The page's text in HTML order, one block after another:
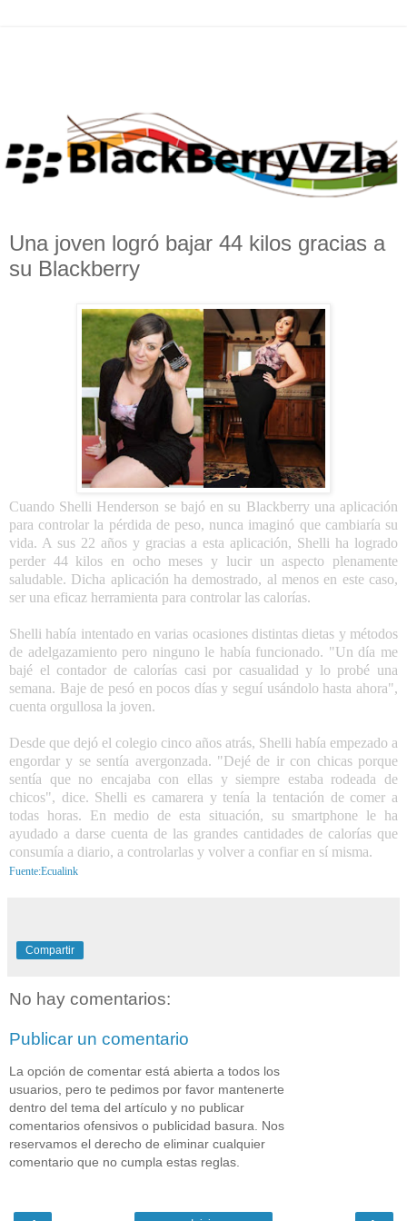
Una joven logró bajar 44 kilos gracias a
su Blackberry
Cuando Shelli Henderson se bajó en su Blackberry una aplicación
para controlar la pérdida de peso, nunca imaginó que cambiaría su
vida. A sus 22 años y gracias a esta aplicación, Shelli ha logrado
perder 44 kilos en ocho meses y lucir un aspecto plenamente
saludable. Dicha aplicación ha demostrado, al menos en este caso,
ser una eficaz herramienta para controlar las calorías.
Shelli había intentado en varias ocasiones distintas dietas y métodos
de adelgazamiento pero ninguno le había funcionado. "Un día me
bajé el contador de calorías casi por casualidad y lo probé una
semana. Baje de pesó en pocos días y seguí usándolo hasta ahora",
cuenta orgullosa la joven.
Desde que dejó el colegio cinco años atrás, Shelli había empezado a
engordar y se sentía avergonzada. "Dejé de ir con chicas porque
sentía que no encajaba con ellas y siempre estaba rodeada de
chicos", dice. Shelli es camarera y tenía la tentación de comer a
todas horas. En medio de esta situación, su smartphone le ha
ayudado a darse cuenta de las grandes cantidades de calorías que
consumía a diario, a controlarlas y volver a confiar en sí misma.
Fuente:Ecualink
Compartir
No hay comentarios:
Publicar un comentario
La opción de comentar está abierta a todos los
usuarios, pero te pedimos por favor mantenerte
dentro del tema del artículo y no publicar
comentarios ofensivos o publicidad basura. Nos
reservamos el derecho de eliminar cualquier
comentario que no cumpla estas reglas.